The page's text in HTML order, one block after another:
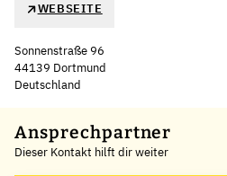
WEBSEITE
Sonnenstraße 96
44139 Dortmund
Deutschland
+
−
Ansprechpartner
Dieser Kontakt hilft dir weiter